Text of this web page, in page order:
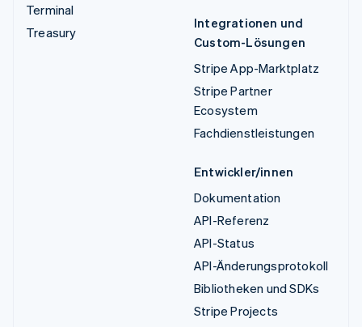
Terminal
Treasury
Integrationen und
Custom-Lösungen
Stripe App-Marktplatz
Stripe Partner
Ecosystem
Fachdienstleistungen
Entwickler/innen
Dokumentation
API-Referenz
API-Status
API-Änderungsprotokoll
Bibliotheken und SDKs
Stripe Projects